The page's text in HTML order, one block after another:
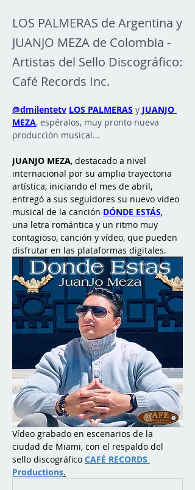
LOS PALMERAS de Argentina y
JUANJO MEZA de Colombia -
Artistas del Sello Discográfico:
Café Records Inc.
@dmilentetv LOS PALMERAS y JUANJO
MEZA, espéralos, muy pronto nueva
producción musical...
JUANJO MEZA, destacado a nivel
internacional por su amplia trayectoria
artística, iniciando el mes de abril,
entregó a sus seguidores su nuevo video
musical de la canción DÓNDE ESTÁS,
una letra romántica y un ritmo muy
contagioso, canción y vídeo, que pueden
disfrutar en las plataformas digitales.
Vídeo grabado en escenarios de la
ciudad de Miami, con el respaldo del
sello discográfico CAFÉ RECORDS
Productions.